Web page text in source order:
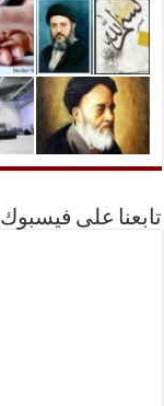
تابعنا على فيسبوك